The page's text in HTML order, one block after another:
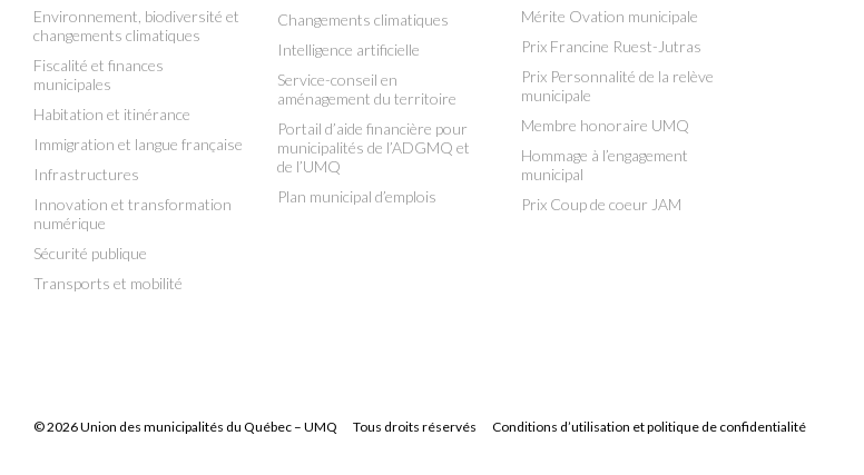
Environnement, biodiversité et
changements climatiques
Fiscalité et finances
municipales
Habitation et itinérance
Immigration et langue française
Infrastructures
Innovation et transformation
numérique
Sécurité publique
Transports et mobilité
Changements climatiques
Intelligence artificielle
Service-conseil en
aménagement du territoire
Portail d’aide financière pour
municipalités de l’ADGMQ et
de l’UMQ
Plan municipal d’emplois
Mérite Ovation municipale
Prix Francine Ruest-Jutras
Prix Personnalité de la relève
municipale
Membre honoraire UMQ
Hommage à l’engagement
municipal
Prix Coup de coeur JAM
© 2026 Union des municipalités du Québec – UMQ Tous droits réservés Conditions d’utilisation et politique de confidentialité